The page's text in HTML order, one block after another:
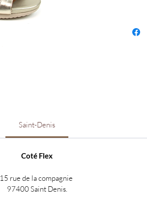
Nos
Saint-Denis
Coté Flex
15 rue de la compagnie
97400 Saint Denis.